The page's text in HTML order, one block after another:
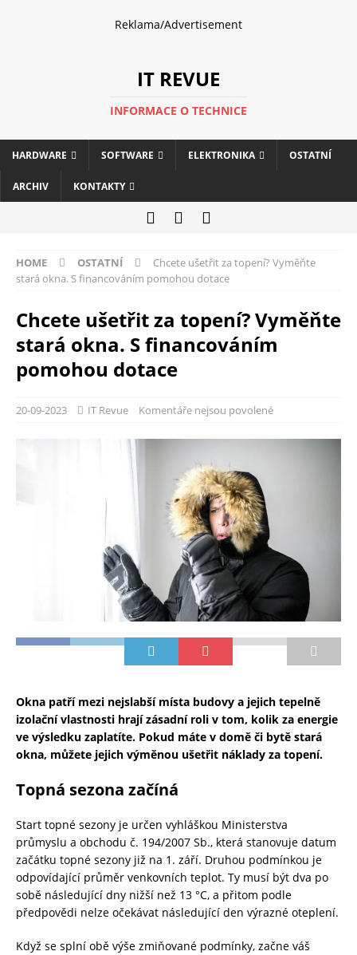
Reklama/Advertisement
IT REVUE
INFORMACE O TECHNICE
HARDWARE SOFTWARE ELEKTRONIKA OSTATNÍ
ARCHIV KONTAKTY
HOME OSTATNÍ
Chcete ušetřit za topení? Vyměňte
stará okna. S financováním pomohou dotace
Chcete ušetřit za topení? Vyměňte
stará okna. S financováním
pomohou dotace
20-09-2023 IT Revue Komentáře nejsou povolené
Okna patří mezi nejslabší místa budovy a jejich tepelně
izolační vlastnosti hrají zásadní roli v tom, kolik za energie
ve výsledku zaplatíte. Pokud máte v domě či bytě stará
okna, můžete jejich výměnou ušetřit náklady za topení.
Topná sezona začíná
Start topné sezony je určen vyhláškou Ministerstva
průmyslu a obchodu č. 194/2007 Sb., která stanovuje datum
začátku topné sezony již na 1. září. Druhou podmínkou je
odpovídající průměr venkovních teplot. Ty musí být dva po
sobě následující dny nižší než 13 °C, a přitom podle
předpovědi nelze očekávat následující den výrazné oteplení.
Když se splní obě výše zmiňované podmínky, začne váš